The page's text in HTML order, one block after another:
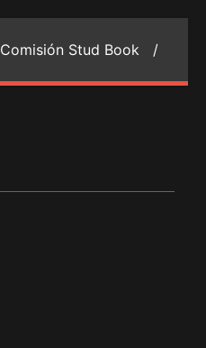
Comisión Stud Book /